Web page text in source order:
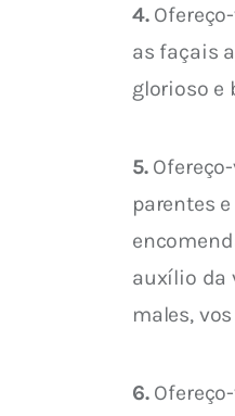
4.
as façais
glorioso e
5.
parentes
auxílio da
males,
6.